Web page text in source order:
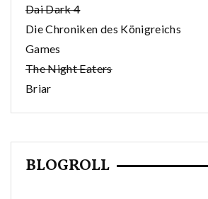
Dai Dark 4
Die Chroniken des Königreichs
Games
The Night Eaters
Briar
BLOGROLL